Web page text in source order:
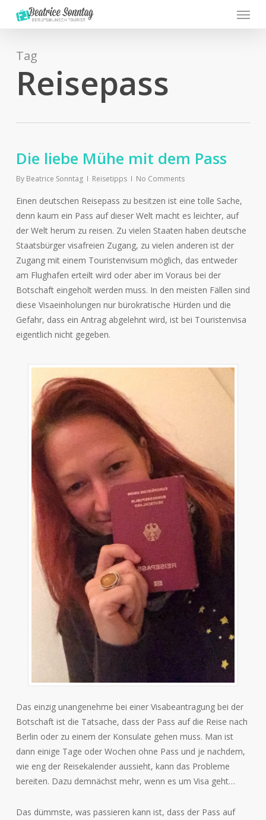
content
Menu
Tag
Reisepass
Die liebe Mühe mit dem Pass
By Beatrice Sonntag Reisetipps No Comments
Einen deutschen Reisepass zu besitzen ist eine tolle Sache,
denn kaum ein Pass auf dieser Welt macht es leichter, auf
der Welt herum zu reisen. Zu vielen Staaten haben deutsche
Staatsbürger visafreien Zugang, zu vielen anderen ist der
Zugang mit einem Touristenvisum möglich, das entweder
am Flughafen erteilt wird oder aber im Voraus bei der
Botschaft eingeholt werden muss. In den meisten Fällen sind
diese Visaeinholungen nur bürokratische Hürden und die
Gefahr, dass ein Antrag abgelehnt wird, ist bei Touristenvisa
eigentlich nicht gegeben.
Das einzig unangenehme bei einer Visabeantragung bei der
Botschaft ist die Tatsache, dass der Pass auf die Reise nach
Berlin oder zu einem der Konsulate gehen muss. Man ist
dann einige Tage oder Wochen ohne Pass und je nachdem,
wie eng der Reisekalender aussieht, kann das Probleme
bereiten. Dazu demnächst mehr, wenn es um Visa geht…
Das dümmste, was passieren kann ist, dass der Pass auf